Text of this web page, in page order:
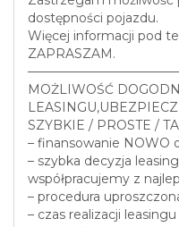
dostępności pojazdu.
Więcej informacji pod
ZAPRASZAM.
MOŻLIWOŚĆ
SZYBKIE / PROSTE /
– finansowanie NOWO
– szybka decyzja
współpracujemy z
– procedura
– czas realizacji